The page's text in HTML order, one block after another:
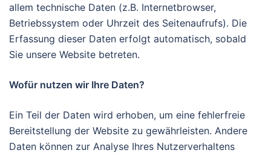
allem technische Daten (z.B. Internetbrowser,
Betriebssystem oder Uhrzeit des Seitenaufrufs). Die
Erfassung dieser Daten erfolgt automatisch, sobald
Sie unsere Website betreten.
Wofür nutzen wir Ihre Daten?
Ein Teil der Daten wird erhoben, um eine fehlerfreie
Bereitstellung der Website zu gewährleisten. Andere
Daten können zur Analyse Ihres Nutzerverhaltens